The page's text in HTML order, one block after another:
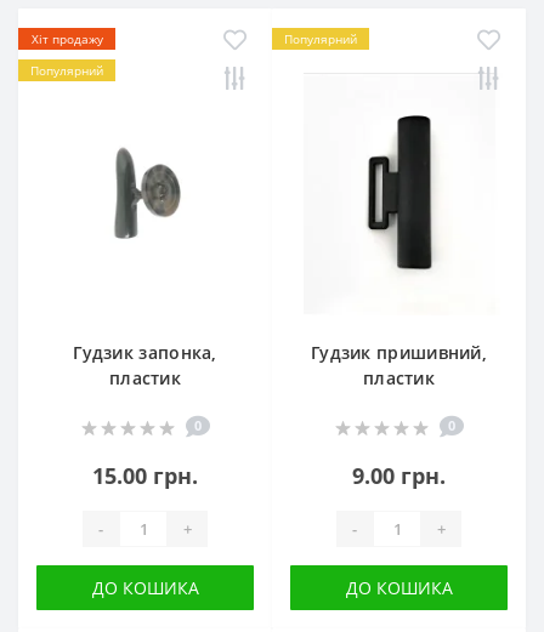
Хіт продажу
Популярний
Гудзик запонка,
пластик
0
15.00 грн.
- +
ДО КОШИКА
Популярний
Гудзик пришивний,
пластик
0
9.00 грн.
- +
ДО КОШИКА